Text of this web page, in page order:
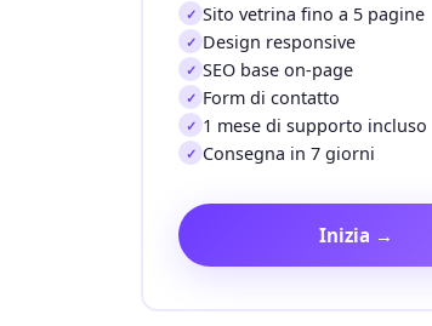
Sito vetrina fino a 5 pagine
Design responsive
SEO base on-page
Form di contatto
1 mese di supporto incluso
Consegna in 7 giorni
Inizia →